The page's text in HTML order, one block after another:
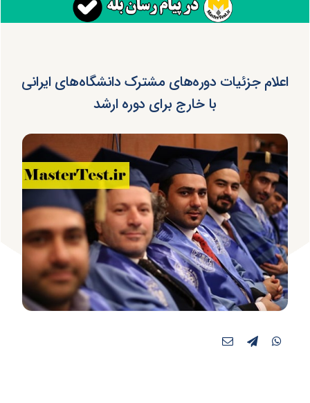
اعلام جزئیات دوره‌های مشترک دانشگاه‌های ایرانی
با خارج برای دوره ارشد